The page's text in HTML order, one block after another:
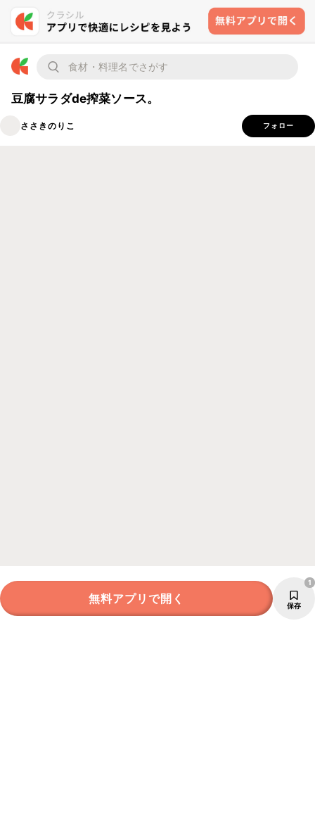
豆腐サラダde搾菜ソース。
ささきのりこ フォロー
無料アプリで開く 保存
1